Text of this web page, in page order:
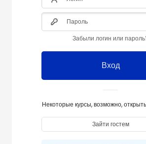
Пароль
Забыли логин или
Вход
Некоторые курсы, возможно,
Зайти гостем